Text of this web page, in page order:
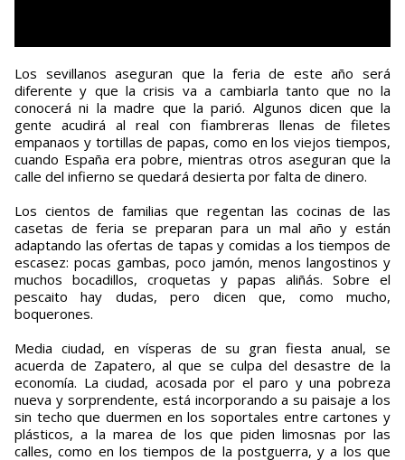
Los sevillanos aseguran que la feria de este año será
diferente y que la crisis va a cambiarla tanto que no la
conocerá ni la madre que la parió. Algunos dicen que la
gente acudirá al real con fiambreras llenas de filetes
empanaos y tortillas de papas, como en los viejos tiempos,
cuando España era pobre, mientras otros aseguran que la
calle del infierno se quedará desierta por falta de dinero.
Los cientos de familias que regentan las cocinas de las
casetas de feria se preparan para un mal año y están
adaptando las ofertas de tapas y comidas a los tiempos de
escasez: pocas gambas, poco jamón, menos langostinos y
muchos bocadillos, croquetas y papas aliñás. Sobre el
pescaito hay dudas, pero dicen que, como mucho,
boquerones.
Media ciudad, en vísperas de su gran fiesta anual, se
acuerda de Zapatero, al que se culpa del desastre de la
economía. La ciudad, acosada por el paro y una pobreza
nueva y sorprendente, está incorporando a su paisaje a los
sin techo que duermen en los soportales entre cartones y
plásticos, a la marea de los que piden limosnas por las
calles, como en los tiempos de la postguerra, y a los que